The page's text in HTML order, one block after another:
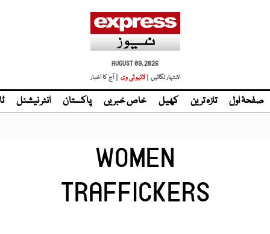
AUGUST 09, 2026
اشتہار لگائیں | لائیو ٹی وی | آج کا اخبار
صفحۂ اول تازہ ترین کھیل خاص خبریں پاکستان انٹر نیشنل
WOMEN
TRAFFICKERS